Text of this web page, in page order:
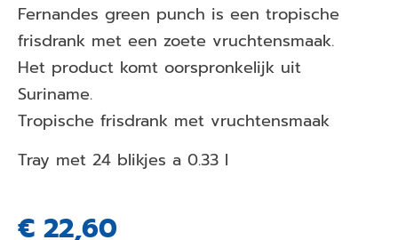
Fernandes green punch is een tropische
frisdrank met een zoete vruchtensmaak.
Het product komt oorspronkelijk uit
Suriname.
Tropische frisdrank met vruchtensmaak
Tray met 24 blikjes a 0.33 l
€ 22,60